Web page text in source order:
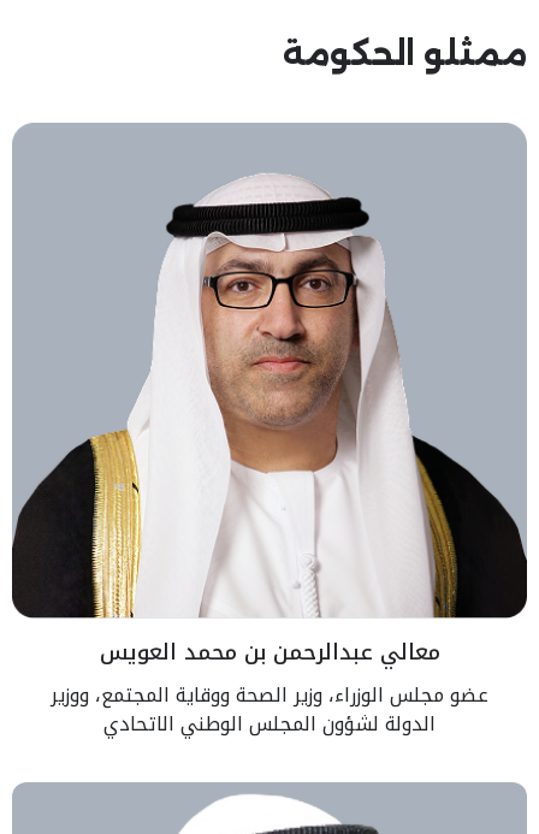
ممثلو الحكومة
معالي عبدالرحمن بن محمد العويس
عضو مجلس الوزراء، وزير الصحة ووقاية المجتمع، ووزير
الدولة لشؤون المجلس الوطني الاتحادي